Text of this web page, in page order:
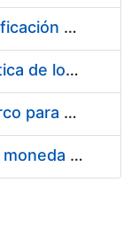
Servicio de Calibración y Verificación Externa de los Equipos de Medición del Servicio de Prevención de la FNMT-RCM
Conexión mediante Fibra Óptica de los Centros de Proceso de Datos (CPDs) de las sedes de la FNMT-RCM de Burgos y Madrid
Contratación de acuerdo marco para el Suministro de Material de Electricidad para la Fábrica Nacional de Moneda y Timbre-Real Casa de la Moneda en su centro de trabajo de Burgos
Suministro de estuches para moneda de 30 €